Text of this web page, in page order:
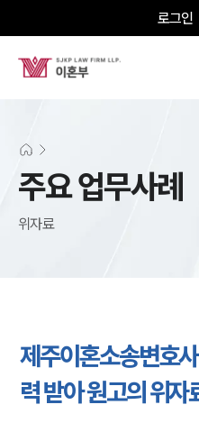
로그인
주요 업무사례
위자료
제주이혼소송변호
력 받아 원고의 위자